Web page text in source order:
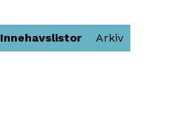
Innehavslistor Arkiv